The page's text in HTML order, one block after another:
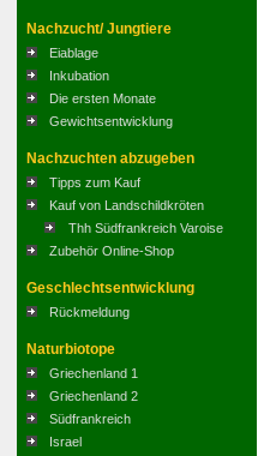
Nachzucht/ Jungtiere
Eiablage
Inkubation
Die ersten Monate
Gewichtsentwicklung
Nachzuchten abzugeben
Tipps zum Kauf
Kauf von Landschildkröten
Thh Südfrankreich Varoise
Zubehör Online-Shop
Geschlechtsentwicklung
Rückmeldung
Naturbiotope
Griechenland 1
Griechenland 2
Südfrankreich
Israel